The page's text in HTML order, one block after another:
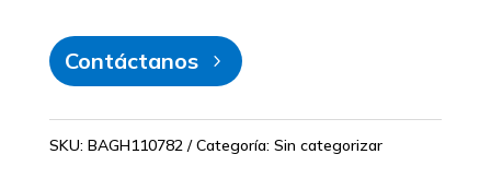
Contáctanos
SKU: BAGH110782 Categoría: Sin categorizar